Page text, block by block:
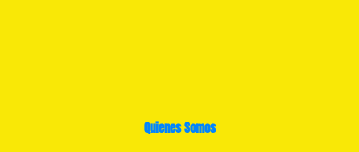
Quienes Somos